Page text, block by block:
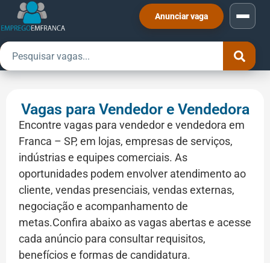
Anunciar vaga
Vagas para Vendedor e Vendedora
Encontre vagas para vendedor e vendedora em
Franca – SP, em lojas, empresas de serviços,
indústrias e equipes comerciais. As
oportunidades podem envolver atendimento ao
cliente, vendas presenciais, vendas externas,
negociação e acompanhamento de
metas.Confira abaixo as vagas abertas e acesse
cada anúncio para consultar requisitos,
benefícios e formas de candidatura.